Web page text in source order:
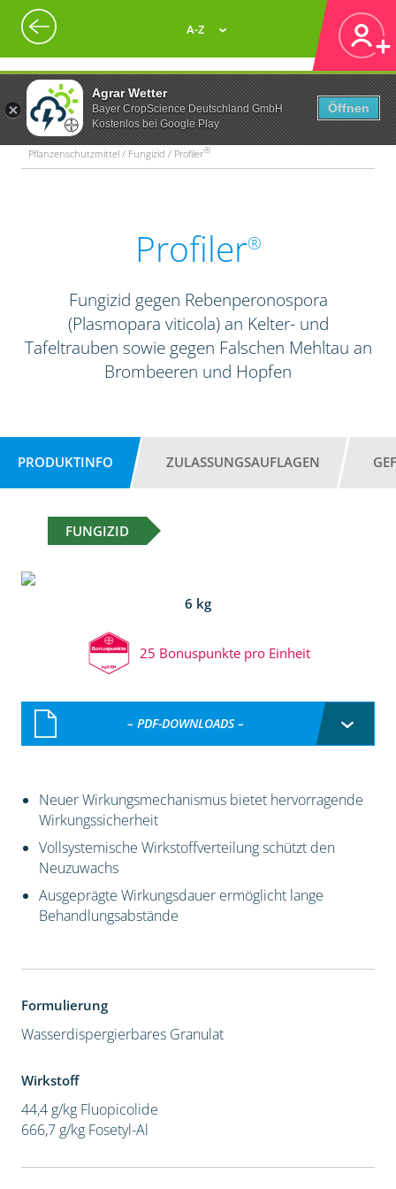
Agrar Wetter
Bayer CropScience Deutschland GmbH
Kostenlos bei Google Play
Öffnen
A-Z
Pflanzenschutzmittel / Fungizid / Profiler®
Profiler®
Fungizid gegen Rebenperonospora
(Plasmopara viticola) an Kelter- und
Tafeltrauben sowie gegen Falschen Mehltau an
Brombeeren und Hopfen
PRODUKTINFO ZULASSUNGSAUFLAGEN
FUNGIZID
6 kg
25 Bonuspunkte pro Einheit
– PDF-DOWNLOADS –
Neuer Wirkungsmechanismus bietet hervorragende
Wirkungssicherheit
Vollsystemische Wirkstoffverteilung schützt den
Neuzuwachs
Ausgeprägte Wirkungsdauer ermöglicht lange
Behandlungsabstände
Formulierung
Wasserdispergierbares Granulat
Wirkstoff
44,4 g/kg Fluopicolide
666,7 g/kg Fosetyl-Al